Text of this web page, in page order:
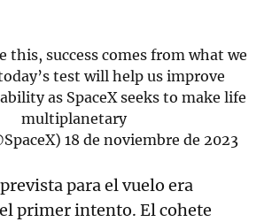
this, success comes from what we
test will help us improve
as SpaceX seeks to make life
multiplanetary
18 de noviembre de 2023
para el vuelo era
primer intento. El cohete